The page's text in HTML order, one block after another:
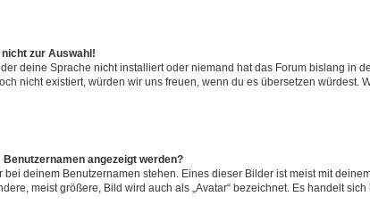
zur Auswahl!
deine Sprache nicht installiert oder niemand hat das Forum bislang in
nicht existiert, würden wir uns freuen, wenn du es übersetzen würdest.
angezeigt werden?
deinem Benutzernamen stehen. Eines dieser Bilder ist meist mit
meist größere, Bild wird auch als „Avatar“ bezeichnet. Es handelt